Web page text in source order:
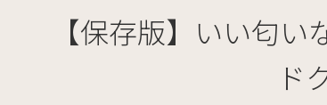
【保存版】いい匂
ド